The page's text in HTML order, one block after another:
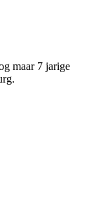
maar 7 jarige